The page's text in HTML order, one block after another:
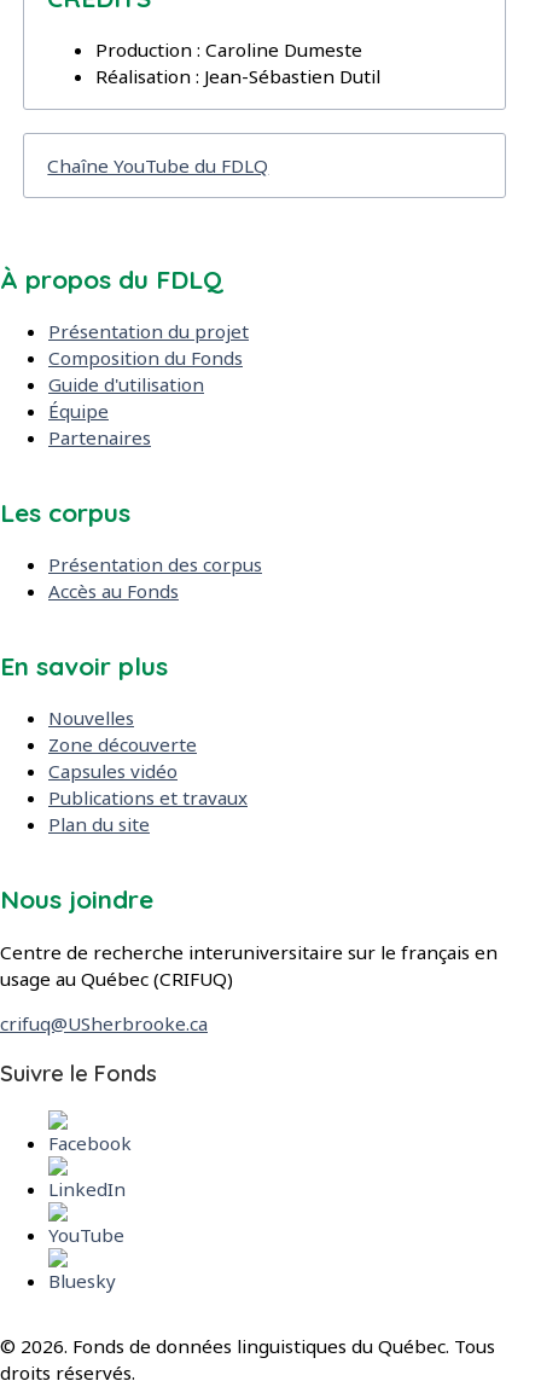
Production : Caroline Dumeste
Réalisation : Jean-Sébastien Dutil
Chaîne YouTube du FDLQ
À propos du FDLQ
Présentation du projet
Composition du Fonds
Guide d'utilisation
Équipe
Partenaires
Les corpus
Présentation des corpus
Accès au Fonds
En savoir plus
Nouvelles
Zone découverte
Capsules vidéo
Publications et travaux
Plan du site
Nous joindre
Centre de recherche interuniversitaire sur le français en
usage au Québec (CRIFUQ)
crifuq@USherbrooke.ca
Suivre le Fonds
© 2026. Fonds de données linguistiques du Québec. Tous
droits réservés.